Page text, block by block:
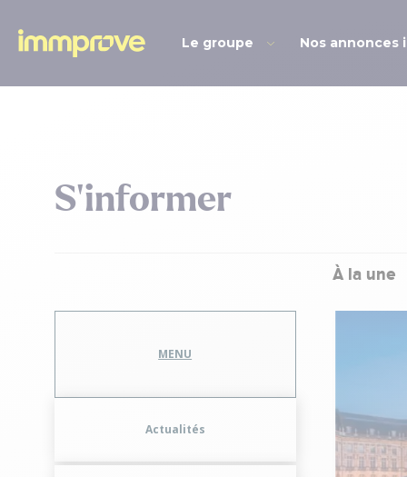
Le groupe Nos annonces
S’informer
À la une
LYON | L’étude du
du 1er trimestre
Le 20/05/2026 à 12:01
MENU
Actualités